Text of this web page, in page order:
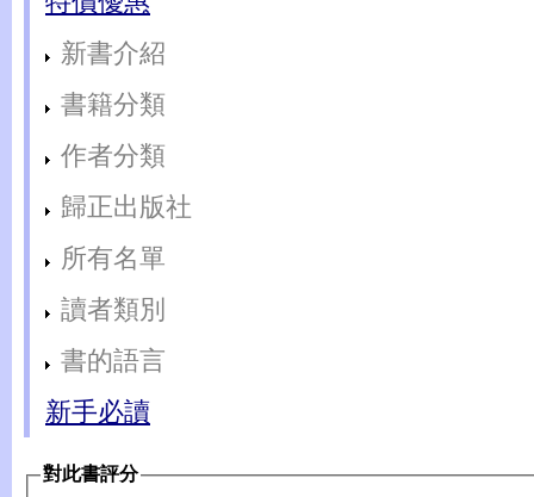
新書介紹
書籍分類
作者分類
歸正出版社
所有名單
讀者類別
書的語言
新手必讀
對此書評分